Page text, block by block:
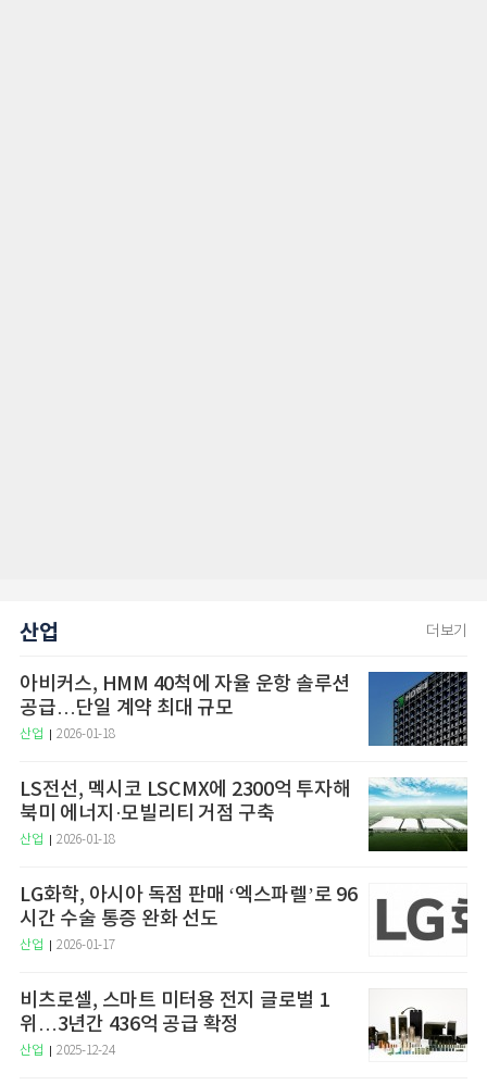
산업 더보기
아비커스, HMM 40척에 자율 운항 솔루션
공급…단일 계약 최대 규모
산업 2026-01-18
LS전선, 멕시코 LSCMX에 2300억 투자해
북미 에너지·모빌리티 거점 구축
산업 2026-01-18
LG화학, 아시아 독점 판매 ‘엑스파렐’로 96
시간 수술 통증 완화 선도
산업 2026-01-17
비츠로셀, 스마트 미터용 전지 글로벌 1
위…3년간 436억 공급 확정
산업 2025-12-24